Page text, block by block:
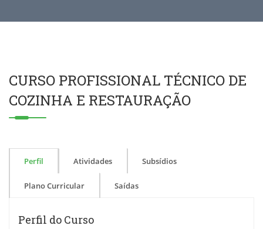
CURSO PROFISSIONAL TÉCNICO DE
COZINHA E RESTAURAÇÃO
Perfil Atividades Subsídios
Plano Curricular Saídas
Perfil do Curso